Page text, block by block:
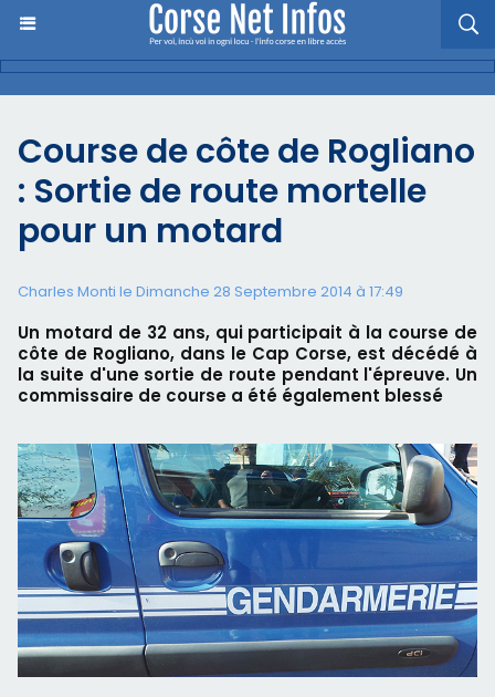
Course de côte de Rogliano
: Sortie de route mortelle
pour un motard
Charles Monti le Dimanche 28 Septembre 2014 à 17:49
Un motard de 32 ans, qui participait à la course de
côte de Rogliano, dans le Cap Corse, est décédé à
la suite d'une sortie de route pendant l'épreuve. Un
commissaire de course a été également blessé